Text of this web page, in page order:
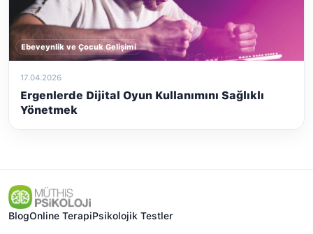
Ebeveynlik ve Çocuk Gelişimi
17.04.2026
Ergenlerde Dijital Oyun Kullanımını Sağlıklı
Yönetmek
BlogOnline TerapiPsikolojik Testler